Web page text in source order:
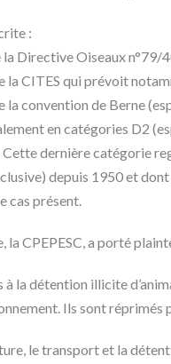
:
la Directive Oiseaux n°79/
la CITES qui prévoit
la convention de Berne
en catégories D2
dernière catégorie
depuis 1950 et
cas présent.
la CPEPESC, a porté
la détention illicite
Ils sont
le transport et la